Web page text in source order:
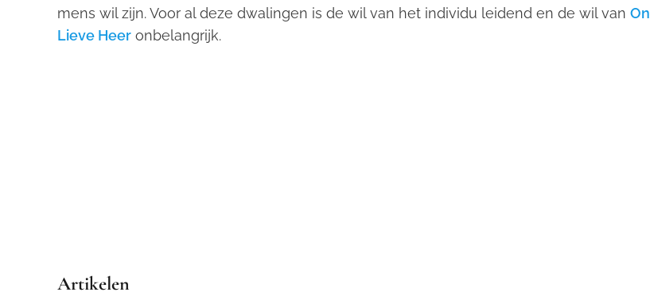
mens wil zijn. Voor al deze dwalingen is de wil van het individu leidend en de wil van
Lieve Heer onbelangrijk.
Artikelen